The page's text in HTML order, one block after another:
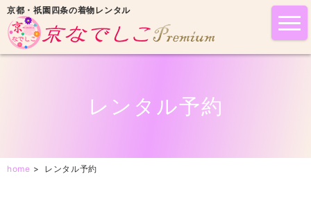
京都・祇園四条の着物レンタル
レンタル予約
home > レンタル予約